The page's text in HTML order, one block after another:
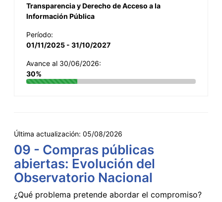
Transparencia y Derecho de Acceso a la
Información Pública
Período:
01/11/2025 - 31/10/2027
Avance al 30/06/2026:
30%
Última actualización: 05/08/2026
09 - Compras públicas
abiertas: Evolución del
Observatorio Nacional
¿Qué problema pretende abordar el compromiso?